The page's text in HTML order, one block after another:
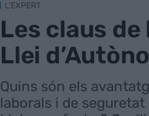
L'EXPERT
Les claus de
Llei
Quins són els
laborals i de